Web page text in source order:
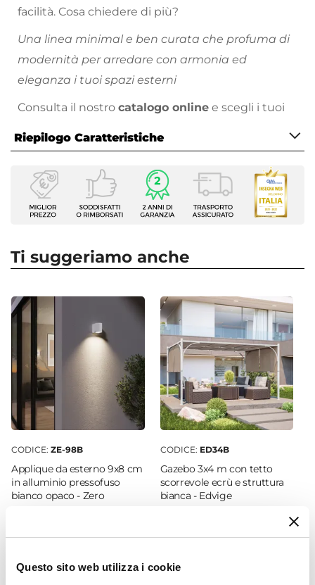
Questo sito web utilizza i cookie
facilità. Cosa chiedere di più?
Una linea minimal e ben curata che profuma di
modernità per arredare con armonia ed
eleganza i tuoi spazi esterni
Consulta il nostro catalogo online e scegli i tuoi
Riepilogo Caratteristiche
Caratteristiche
Tipologia
Vaso
Dimensioni
Altezza
70 cm
Colore
Tegola
Materiale
Polietilene
Installazione
Presente
Ti suggeriamo anche
CODICE: ZE-98B
Applique da esterno 9x8 cm
in alluminio pressofuso
bianco opaco - Zero
CODICE: ED34B
Gazebo 3x4 m con tetto
scorrevole ecrù e struttura
bianca - Edvige